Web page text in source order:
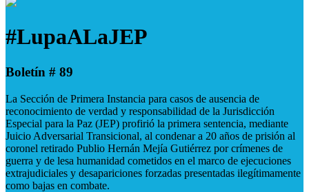
#LupaALaJEP
Boletín # 89
La Sección de Primera Instancia para casos de ausencia de
reconocimiento de verdad y responsabilidad de la Jurisdicción
Especial para la Paz (JEP) profirió la primera sentencia, mediante
Juicio Adversarial Transicional, al condenar a 20 años de prisión al
coronel retirado Publio Hernán Mejía Gutiérrez por crímenes de
guerra y de lesa humanidad cometidos en el marco de ejecuciones
extrajudiciales y desapariciones forzadas presentadas ilegítimamente
como bajas en combate.